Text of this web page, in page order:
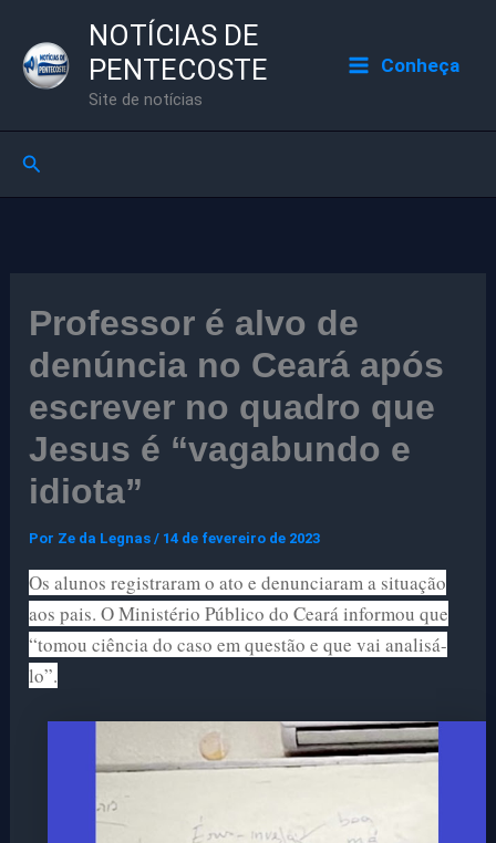
para
NOTÍCIAS DE
PENTECOSTE
Site de notícias
Conheça
Pesquisar
Professor é alvo de
denúncia no Ceará após
escrever no quadro que
Jesus é “vagabundo e
idiota”
Por Ze da Legnas/ 14 de fevereiro de 2023
Os alunos registraram o ato e denunciaram a situação
aos pais.O Ministério Público do Ceará informou que
“tomou ciência do caso em questão e que vai analisá-
lo”.